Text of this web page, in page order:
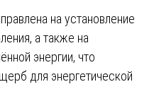
на установление
а также на
энергии, что
для энергетической